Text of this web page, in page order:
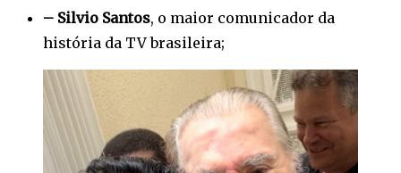
– Silvio Santos, o maior comunicador da
história da TV brasileira;